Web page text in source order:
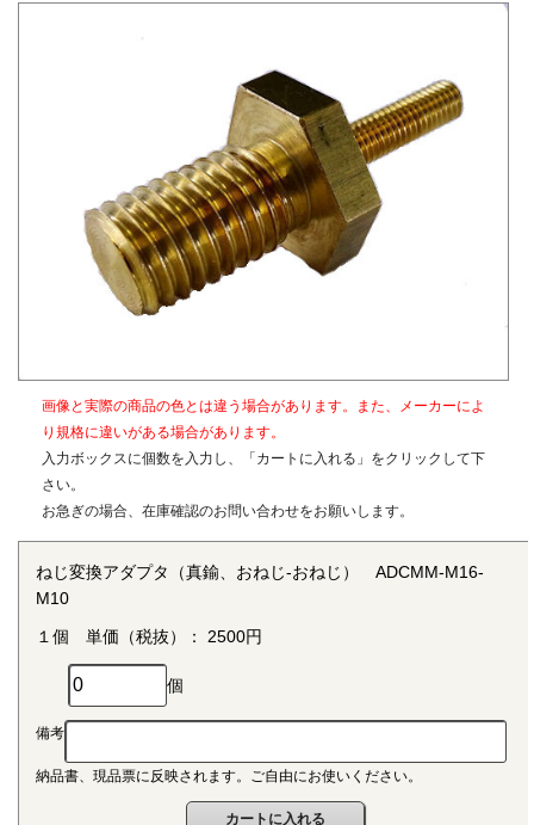
ねじ変換アダプタの詳細については
「ねじ変換アダプタ」
真鍮、SUS304
〇表面処理
生地（メッキなし）
画像と実際の商品の色とは違う場合があります。また、メーカーによ
り規格に違いがある場合があります。
入力ボックスに個数を入力し、「カートに入れる」をクリックして下
さい。
お急ぎの場合、在庫確認のお問い合わせをお願いします。
ねじ変換アダプタ（真鍮、おねじ-おねじ） ADCMM-M16-
M10
１個 単価（税抜）： 2500円
個
備考
納品書、現品票に反映されます。ご自由にお使いください。